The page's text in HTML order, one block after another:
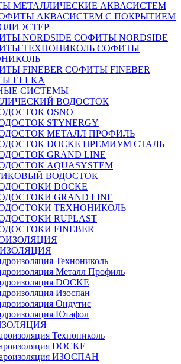
МЕТАЛЛИЧЕСКИЕ АКВАСИСТЕМ
АКВАСИСТЕМ С ПОКРЫТИЕМ
СОФИТЫ NORDSIDE
СОФИТЫ
СОФИТЫ FINEBER
ЁLLKA
СИСТЕМЫ
ВОДОСТОК
OSNO
STYNERGY
МЕТАЛЛ ПРОФИЛЬ
DOCKE ПРЕМИУМ СТАЛЬ
GRAND LINE
AQUASYSTEM
ВОДОСТОК
DOCKE
GRAND LINE
ТЕХНОНИКОЛЬ
RUPLAST
FINEBER
Технониколь
Металл Профиль
DOCKE
Изоспан
Ондутис
Ютафол
Технониколь
DOCKE
ИЗОСПАН